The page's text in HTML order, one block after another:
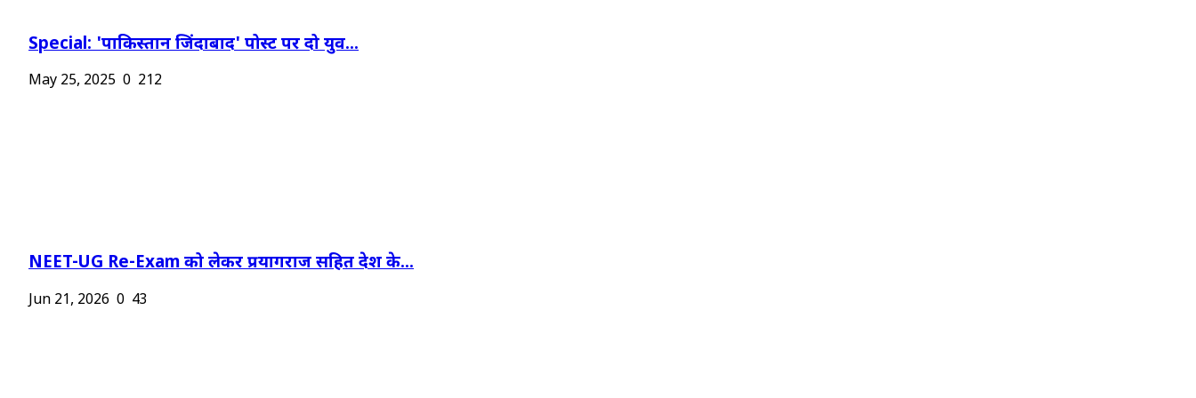
Special: 'पाकिस्तान जिंदाबाद' पोस्ट पर दो युव...
May 25, 2025 0 212
NEET-UG Re-Exam को लेकर प्रयागराज सहित देश के...
Jun 21, 2026 0 43